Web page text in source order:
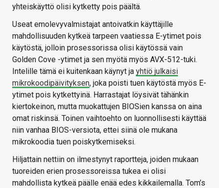
yhteiskäyttö olisi kytketty pois päältä.
Useat emolevyvalmistajat antoivatkin käyttäjille
mahdollisuuden kytkeä tarpeen vaatiessa E-ytimet pois
käytöstä, jolloin prosessorissa olisi käytössä vain
Golden Cove -ytimet ja sen myötä myös AVX-512-tuki.
Intelille tämä ei kuitenkaan käynyt ja yhtiö julkaisi
mikrokoodipäivityksen, joka poisti tuen käytöstä myös E-
ytimet pois kytkettyinä. Harrastajat löysivät tähänkin
kiertokeinon, mutta muokattujen BIOSien kanssa on aina
omat riskinsä. Toinen vaihtoehto on luonnollisesti käyttää
niin vanhaa BIOS-versiota, ettei siinä ole mukana
mikrokoodia tuen poiskytkemiseksi.
Hiljattain nettiin on ilmestynyt raportteja, joiden mukaan
tuoreiden erien prosessoreissa tukea ei olisi
mahdollista kytkeä päälle enää edes kikkailemalla. Tom’s